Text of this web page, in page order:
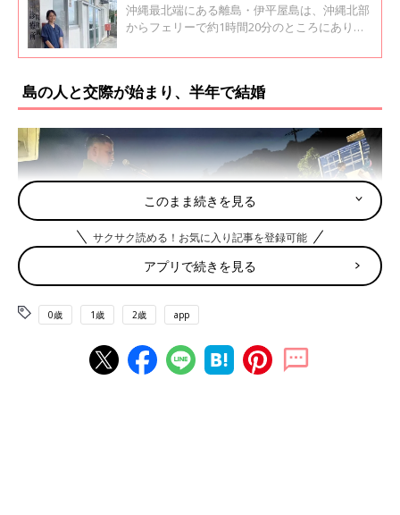
のおじい､おばあを100歳まで見守りた
い｣
沖縄最北端にある離島・伊平屋島は、沖縄北部
からフェリーで約1時間20分のところにありま
子どもを育てながら、島で唯一の医師として約
療所の状態と、真栄田先生が、離島医療で目指
していることについて聞きました。全2回のイ
ンタビューの前編です。
島の人と交際が始まり、半年で結婚
このまま続きを見る
サクサク読める！お気に入り記事を登録可能
アプリで続きを見る
0歳 1歳 2歳 app